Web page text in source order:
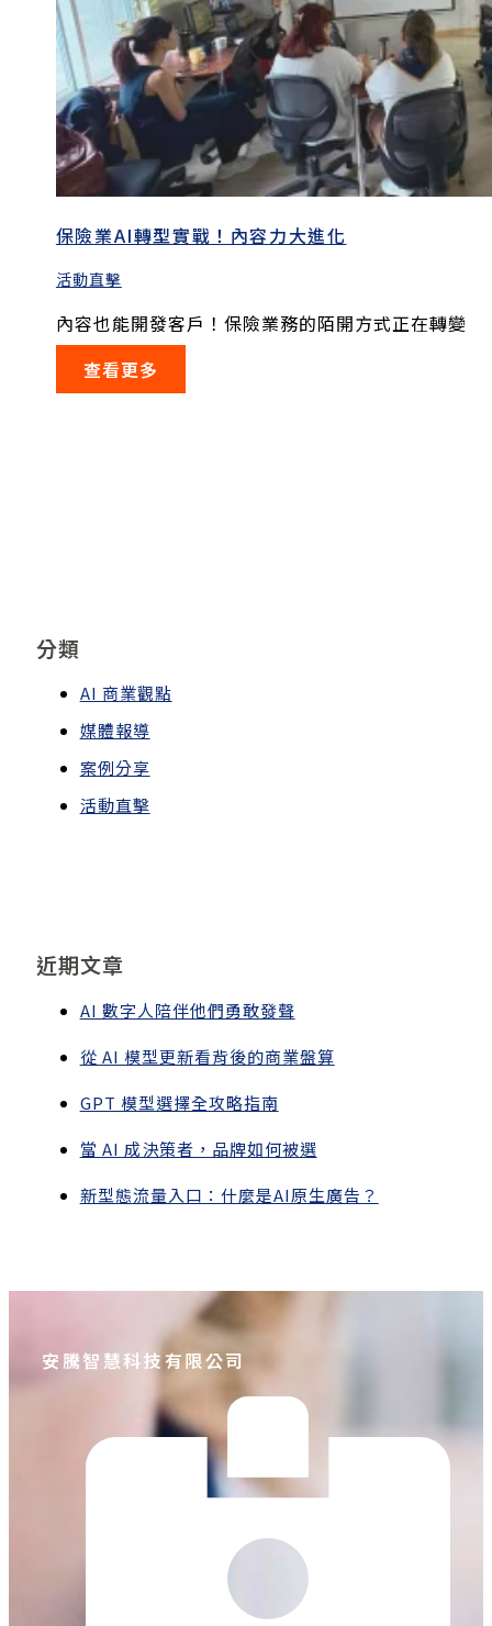
保險業AI轉型實戰！內容力大進化
活動直擊
內容也能開發客戶！保險業務的陌開方式正在轉變
查看更多
分類
AI 商業觀點
媒體報導
案例分享
活動直擊
近期文章
AI 數字人陪伴他們勇敢發聲
從 AI 模型更新看背後的商業盤算
GPT 模型選擇全攻略指南
當 AI 成決策者，品牌如何被選
新型態流量入口：什麼是AI原生廣告？
安騰智慧科技有限公司